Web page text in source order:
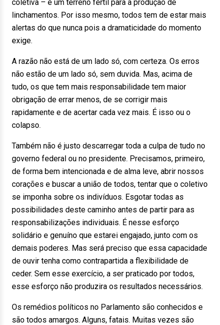
coletiva – é um terreno fértil para a produção de
linchamentos. Por isso mesmo, todos tem de estar mais
alertas do que nunca pois a dramaticidade do momento
exige.
A razão não está de um lado só, com certeza. Os erros
não estão de um lado só, sem duvida. Mas, acima de
tudo, os que tem mais responsabilidade tem maior
obrigação de errar menos, de se corrigir mais
rapidamente e de acertar cada vez mais. É isso ou o
colapso.
Também não é justo descarregar toda a culpa de tudo no
governo federal ou no presidente. Precisamos, primeiro,
de forma bem intencionada e de alma leve, abrir nossos
corações e buscar a união de todos, tentar que o coletivo
se imponha sobre os indivíduos. Esgotar todas as
possibilidades deste caminho antes de partir para as
responsabilizações individuais. É nesse esforço
solidário e genuíno que estarei engajado, junto com os
demais poderes. Mas será preciso que essa capacidade
de ouvir tenha como contrapartida a flexibilidade de
ceder. Sem esse exercício, a ser praticado por todos,
esse esforço não produzira os resultados necessários.
Os remédios políticos no Parlamento são conhecidos e
são todos amargos. Alguns, fatais. Muitas vezes são